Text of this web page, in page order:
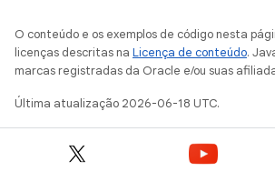
O conteúdo e os exemplos de código nesta
licenças descritas na Licença de conteúdo.
marcas registradas da Oracle e/ou suas
Última atualização 2026-06-18 UTC.